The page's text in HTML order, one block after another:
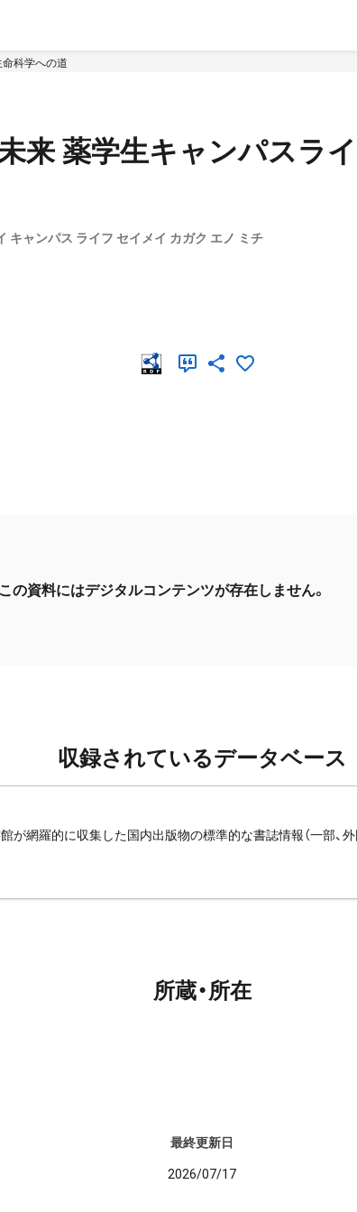
科学への道
来 薬学生キャンパスラ
キャンパス ライフ セイメイ カガク エノ ミチ
この資料にはデジタルコンテンツが存在しません。
収録されているデータベース
が網羅的に収集した国内出版物の標準的な書誌情報（一部、
所蔵・所在
最終更新日
2026/07/17